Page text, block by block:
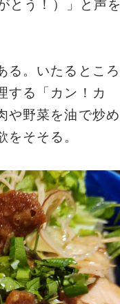
とう！）」と声
る。いたるところ
する「カン！カ
や野菜を油で炒め
をそそる。